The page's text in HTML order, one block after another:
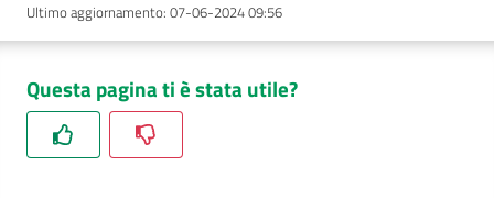
Servizi
Luoghi
di
cura
Ultimo aggiornamento: 07-06-2024 09:56
Questa pagina ti è stata utile?